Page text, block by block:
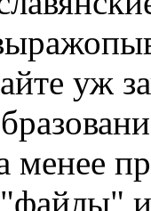
уж
менее
и